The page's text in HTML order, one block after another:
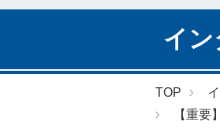
イン
TOP
【重